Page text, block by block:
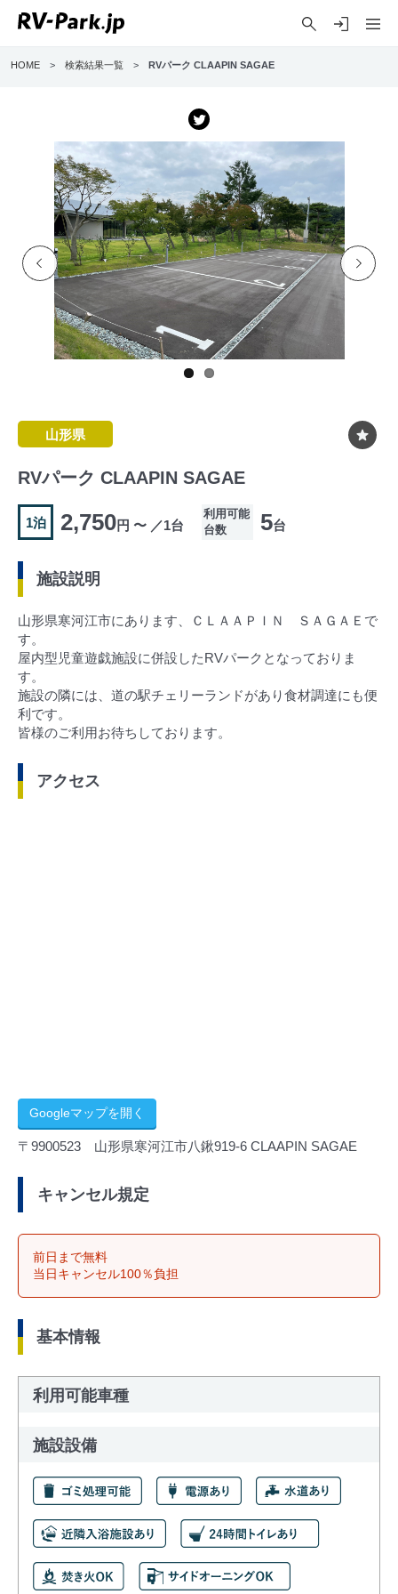
HOME > 検索結果一覧 > RVパーク CLAAPIN SAGAE
Previo
山形県
RVパーク CLAAPIN SAGAE
1泊 2,750円 〜 ／1台
利用可能
台数
5台
施設説明
山形県寒河江市にあります、ＣＬＡＡＰＩＮ ＳＡＧＡＥで
す。
屋内型児童遊戯施設に併設したRVパークとなっておりま
す。
施設の隣には、道の駅チェリーランドがあり食材調達にも便
利です。
皆様のご利用お待ちしております。
アクセス
Googleマップを開く
〒9900523 山形県寒河江市八鍬919-6 CLAAPIN SAGAE
キャンセル規定
前日まで無料
当日キャンセル100％負担
基本情報
利用可能車種
施設設備